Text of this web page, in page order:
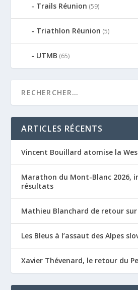
Trails Réunion (59)
Triathlon Réunion (5)
UTMB (65)
ARTICLES RÉCENTS
Vincent Bouillard atomise la
Marathon du Mont-Blanc 2026,
résultats
Mathieu Blanchard de retour
Les Bleus à l’assaut des Alpes
Xavier Thévenard, le retour du